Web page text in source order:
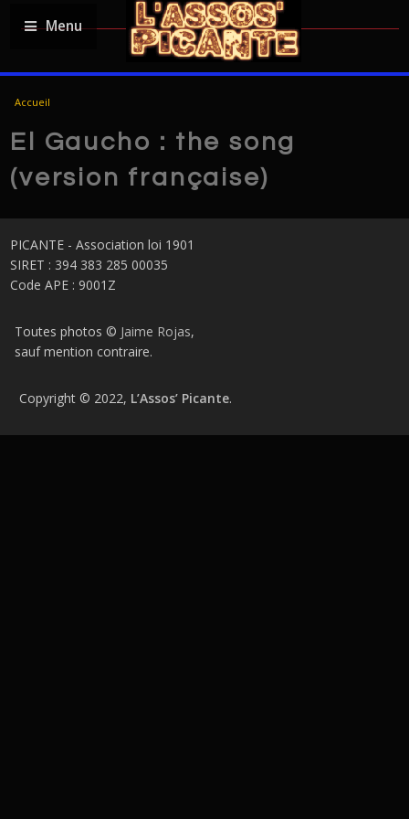
Menu
VOUS ÊTES ICI
Accueil
El Gaucho : the song
(version française)
PICANTE - Association loi 1901
SIRET : 394 383 285 00035
Code APE : 9001Z
Toutes photos © Jaime Rojas,
sauf mention contraire.
Copyright © 2022, L’Assos’ Picante.